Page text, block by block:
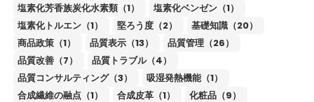
塩素化芳香族炭化水素類（1）
塩素化ベンゼン（1）
塩素化トルエン（1）
堅ろう度（2）
基礎知識（20）
商品政策（1）
品質表示（13）
品質管理（26）
品質改善（7）
品質トラブル（4）
品質コンサルティング（3）
吸湿発熱機能（1）
合成繊維の融点（1）
合成皮革（1）
化粧品（9）